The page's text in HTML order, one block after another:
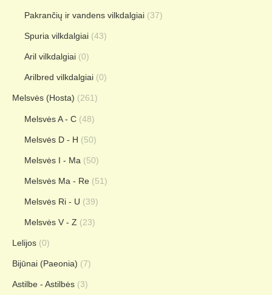
Pakrančių ir vandens vilkdalgiai (37)
Spuria vilkdalgiai (43)
Aril vilkdalgiai (0)
Arilbred vilkdalgiai (0)
Melsvės (Hosta) (261)
Melsvės A - C (48)
Melsvės D - H (50)
Melsvės I - Ma (50)
Melsvės Ma - Re (51)
Melsvės Ri - U (39)
Melsvės V - Z (23)
Lelijos (0)
Bijūnai (Paeonia) (7)
Astilbe - Astilbės (3)